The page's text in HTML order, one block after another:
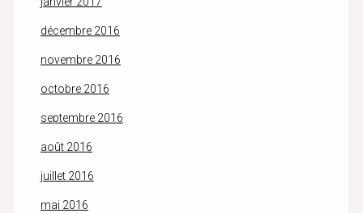
décembre 2016
novembre 2016
octobre 2016
septembre 2016
août 2016
juillet 2016
mai 2016